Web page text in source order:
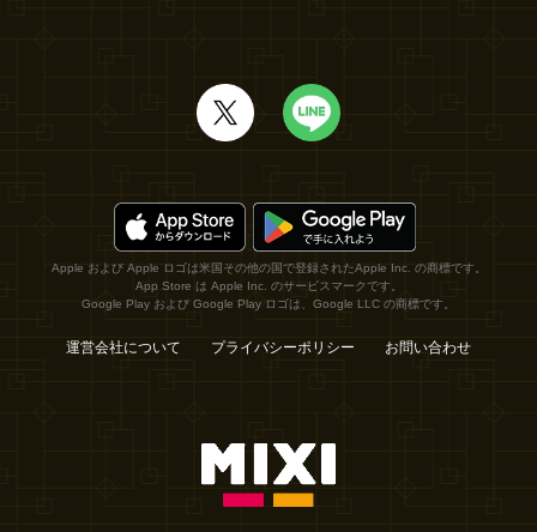
Apple および Apple ロゴは米国その他の国で登録されたApple Inc. の商標です。
App Store は Apple Inc. のサービスマークです。
Google Play および Google Play ロゴは、Google LLC の商標です。
運営会社について プライバシーポリシー お問い合わせ